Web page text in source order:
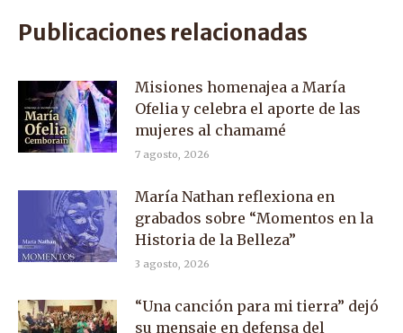
Publicaciones relacionadas
Misiones homenajea a María
Ofelia y celebra el aporte de las
mujeres al chamamé
7 agosto, 2026
María Nathan reflexiona en
grabados sobre “Momentos en la
Historia de la Belleza”
3 agosto, 2026
“Una canción para mi tierra” dejó
su mensaje en defensa del